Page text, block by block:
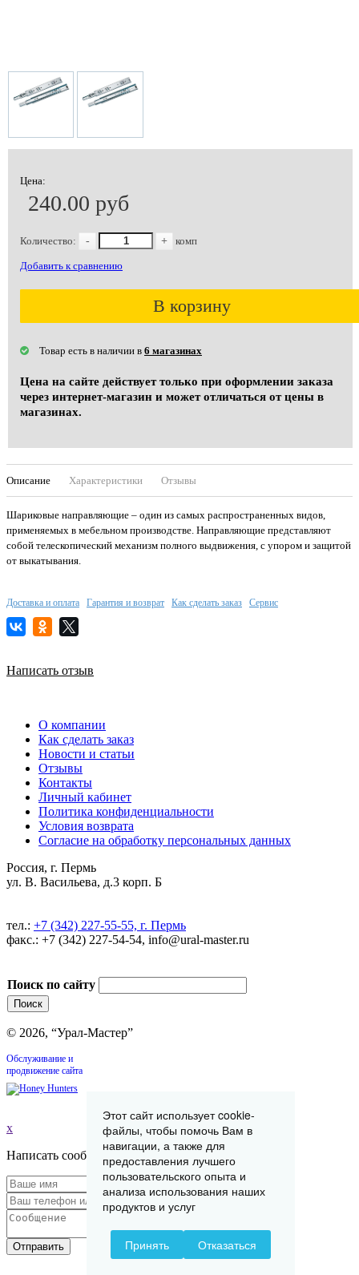
Цена:
240.00 руб
Количество: - + комп
Добавить к сравнению
В корзину
Товар есть в наличии в 6 магазинах
Цена на сайте действует только при оформлении заказа
через интернет-магазин и может отличаться от цены в
магазинах.
Описание Характеристики Отзывы
Шариковые направляющие – один из самых распространенных видов,
применяемых в мебельном производстве. Направляющие представляют
собой телескопический механизм полного выдвижения, с упором и защитой
от выкатывания.
Доставка и оплата Гарантия и возврат Как сделать заказ Сервис
Написать отзыв
О компании
Как сделать заказ
Новости и статьи
Отзывы
Контакты
Личный кабинет
Политика конфиденциальности
Условия возврата
Согласие на обработку персональных данных
Россия, г. Пермь
ул. В. Васильева, д.3 корп. Б
тел.: +7 (342) 227-55-55, г. Пермь
факс.: +7 (342) 227-54-54, info@ural-master.ru
Поиск по сайту
© 2026, “Урал-Мастер”
Обслуживание и
продвижение сайта
x
Написать сообщение
Отправить
Этот сайт использует cookie-
файлы, чтобы помочь Вам в
навигации, а также для
предоставления лучшего
пользовательского опыта и
анализа использования наших
продуктов и услуг
Принять Отказаться